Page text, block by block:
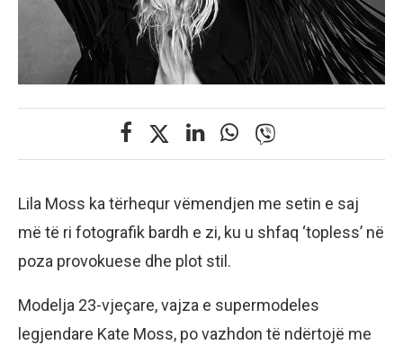
Lila Moss ka tërhequr vëmendjen me setin e saj
më të ri fotografik bardh e zi, ku u shfaq ‘topless’ në
poza provokuese dhe plot stil.
Modelja 23-vjeçare, vajza e supermodeles
legjendare Kate Moss, po vazhdon të ndërtojë me